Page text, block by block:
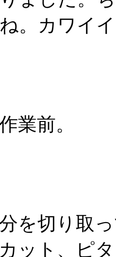
。カワイ
業前。
を切り取
ット、ピ